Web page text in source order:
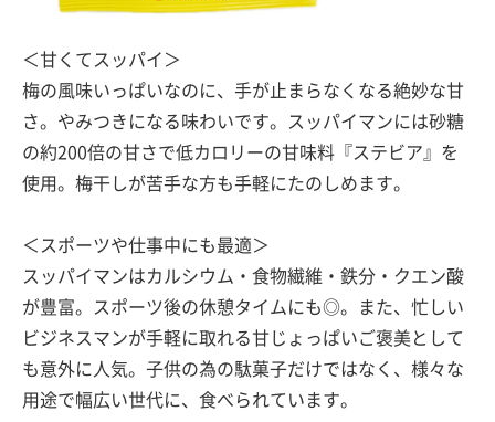
＜甘くてスッパイ＞
梅の風味いっぱいなのに、手が止まらなくなる絶妙な甘
さ。やみつきになる味わいです。スッパイマンには砂糖
の約200倍の甘さで低カロリーの甘味料『ステビア』を
使用。梅干しが苦手な方も手軽にたのしめます。
＜スポーツや仕事中にも最適＞
スッパイマンはカルシウム・食物繊維・鉄分・クエン酸
が豊富。スポーツ後の休憩タイムにも◎。また、忙しい
ビジネスマンが手軽に取れる甘じょっぱいご褒美として
も意外に人気。子供の為の駄菓子だけではなく、様々な
用途で幅広い世代に、食べられています。